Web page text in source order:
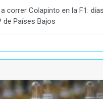
correr Colapinto en la F1:
de Países Bajos